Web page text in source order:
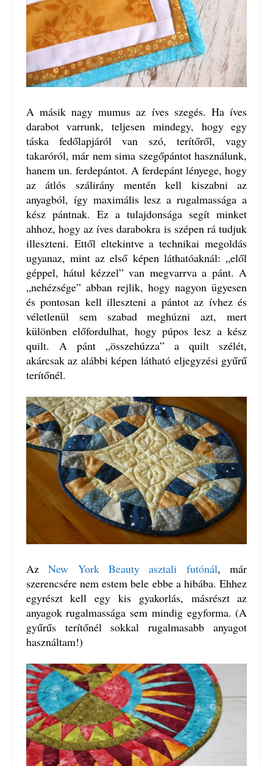
A másik nagy mumus az íves szegés. Ha íves
darabot varrunk, teljesen mindegy, hogy egy
táska fedőlapjáról van szó, terítőről, vagy
takaróról, már nem sima szegőpántot használunk,
hanem un. ferdepántot. A ferdepánt lényege, hogy
az átlós szálirány mentén kell kiszabni az
anyagból, így maximális lesz a rugalmassága a
kész pántnak. Ez a tulajdonsága segít minket
ahhoz, hogy az íves darabokra is szépen rá tudjuk
illeszteni. Ettől eltekintve a technikai megoldás
ugyanaz, mint az első képen láthatóaknál: „elől
géppel, hátul kézzel” van megvarrva a pánt. A
„nehézsége” abban rejlik, hogy nagyon ügyesen
és pontosan kell illeszteni a pántot az ívhez és
véletlenül sem szabad meghúzni azt, mert
különben előfordulhat, hogy púpos lesz a kész
quilt. A pánt „összehúzza” a quilt szélét,
akárcsak az alábbi képen látható eljegyzési gyűrű
terítőnél.
AzNew York Beauty asztali futónál, már
szerencsére nem estem bele ebbe a hibába. Ehhez
egyrészt kell egy kis gyakorlás, másrészt az
anyagok rugalmassága sem mindig egyforma. (A
gyűrűs terítőnél sokkal rugalmasabb anyagot
használtam!)